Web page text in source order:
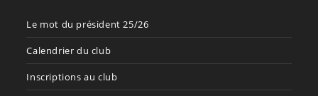
Le mot du président 25/26
Calendrier du club
Inscriptions au club